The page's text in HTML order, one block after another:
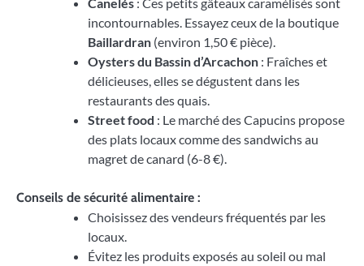
incontournables. Essayez ceux de la boutique
Baillardran (environ 1,50 € pièce).
Oysters du Bassin d’Arcachon : Fraîches et
délicieuses, elles se dégustent dans les
restaurants des quais.
Street food : Le marché des Capucins propose
des plats locaux comme des sandwichs au
magret de canard (6-8 €).
Conseils de sécurité alimentaire :
Choisissez des vendeurs fréquentés par les
locaux.
Évitez les produits exposés au soleil ou mal